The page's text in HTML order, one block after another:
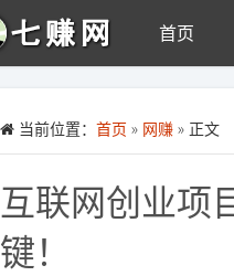
首页
当前位置： 首页 » 网赚 » 正文
互联网创业项
键！